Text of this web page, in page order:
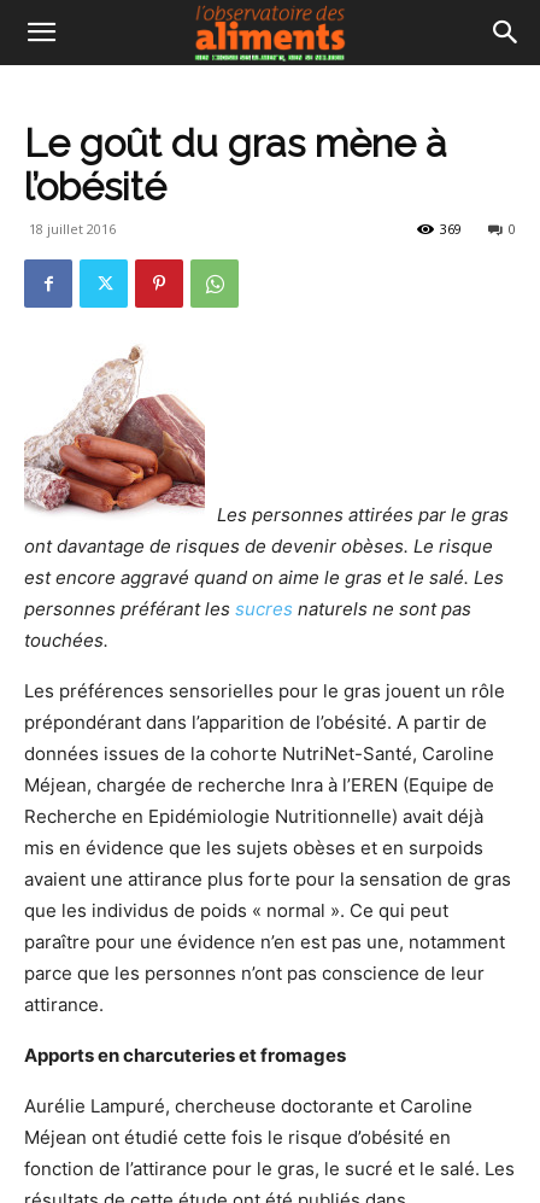
Le goût du gras mène à
l’obésité
18 juillet 2016 0
369
Les personnes attirées par le gras
ont davantage de risques de devenir obèses. Le risque
est encore aggravé quand on aime le gras et le salé. Les
personnes préférant les sucres naturels ne sont pas
touchées.
Les préférences sensorielles pour le gras jouent un rôle
prépondérant dans l’apparition de l’obésité. A partir de
données issues de la cohorte NutriNet-Santé, Caroline
Méjean, chargée de recherche Inra à l’EREN (Equipe de
Recherche en Epidémiologie Nutritionnelle) avait déjà
mis en évidence que les sujets obèses et en surpoids
avaient une attirance plus forte pour la sensation de gras
que les individus de poids « normal ». Ce qui peut
paraître pour une évidence n’en est pas une, notamment
parce que les personnes n’ont pas conscience de leur
attirance.
Apports en charcuteries et fromages
Aurélie Lampuré, chercheuse doctorante et Caroline
Méjean ont étudié cette fois le risque d’obésité en
fonction de l’attirance pour le gras, le sucré et le salé. Les